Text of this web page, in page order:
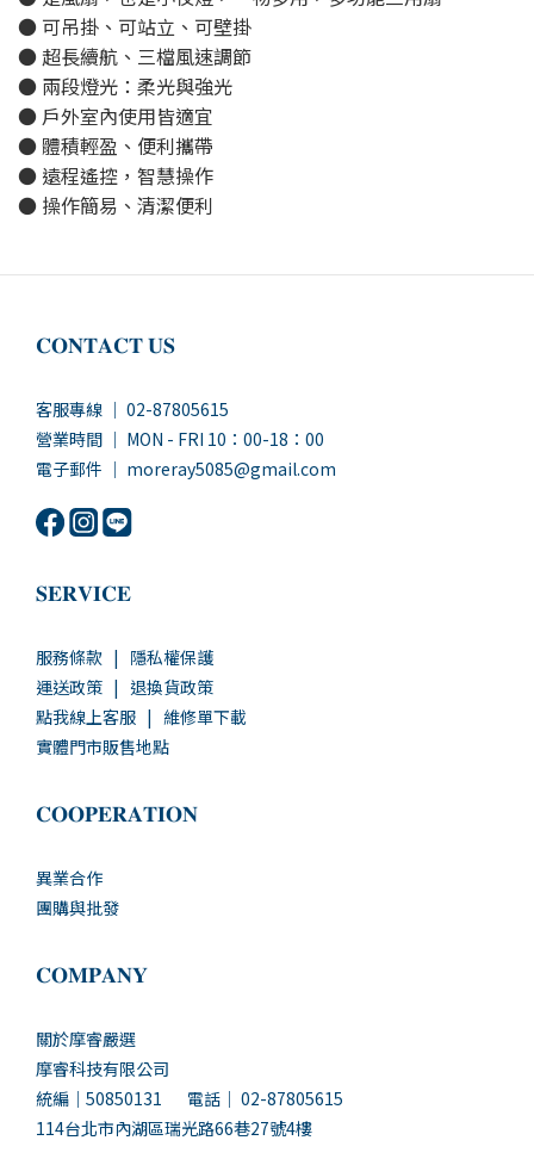
● 可吊掛、可站立、可壁掛
● 超長續航、三檔風速調節
● 兩段燈光：柔光與強光
● 戶外室內使用皆適宜
● 體積輕盈、便利攜帶
● 遠程遙控，智慧操作
● 操作簡易、清潔便利
𝐂𝐎𝐍𝐓𝐀𝐂𝐓 𝐔𝐒
客服專線 ｜ 02-87805615
營業時間 ｜ MON - FRI 10：00-18：00
電子郵件 ｜ moreray5085@gmail.com
𝐒𝐄𝐑𝐕𝐈𝐂𝐄
服務條款 | 隱私權保護
運送政策 | 退換貨政策
點我線上客服 | 維修單下載
實體門市販售地點
𝐂𝐎𝐎𝐏𝐄𝐑𝐀𝐓𝐈𝐎𝐍
異業合作
團購與批發
𝐂𝐎𝐌𝐏𝐀𝐍𝐘
關於摩睿嚴選
摩睿科技有限公司
統編｜50850131 電話｜ 02-87805615
114台北市內湖區瑞光路66巷27號4樓